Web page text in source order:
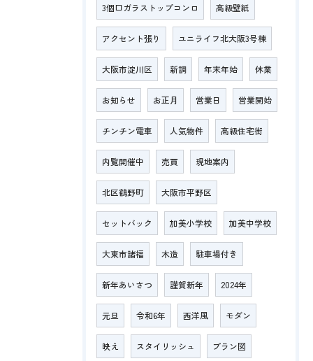
3個口ガラストップコンロ 高級壁紙
アクセント張り ユニライフ北大阪3号棟
大阪市淀川区 新調 年末年始 休業
お知らせ お正月 営業日 営業開始
チンチン電車 人気物件 高級住宅街
内覧開催中 売買 現地案内
北区鶴野町 大阪市平野区
セットバック 加美小学校 加美中学校
大東市諸福 木造 駐車場付き
新年あいさつ 謹賀新年 2024年
元旦 令和6年 西洋風 モダン
映え スタイリッシュ プラン図